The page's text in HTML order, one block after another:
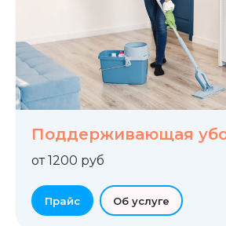
Поддерживающая
от 1200 руб
Прайс Об услуге